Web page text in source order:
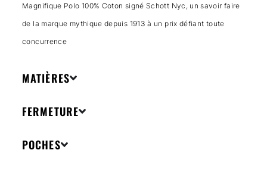
Magnifique Polo 100% Coton signé Schott Nyc, un savoir faire
de la marque mythique depuis 1913 à un prix défiant toute
concurrence
MATIÈRES
FERMETURE
POCHES